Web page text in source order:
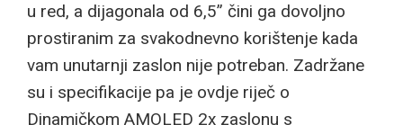
u red, a dijagonala od 6,5” čini ga dovoljno
prostiranim za svakodnevno korištenje kada
vam unutarnji zaslon nije potreban. Zadržane
su i specifikacije pa je ovdje riječ o
Dinamičkom AMOLED 2x zaslonu s